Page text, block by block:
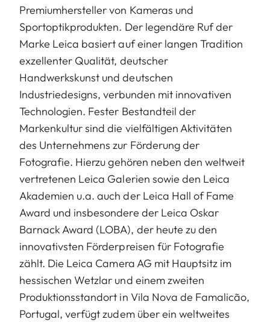
Premiumhersteller von Kameras und
Sportoptikprodukten. Der legendäre Ruf der
Marke Leica basiert auf einer langen Tradition
exzellenter Qualität, deutscher
Handwerkskunst und deutschen
Industriedesigns, verbunden mit innovativen
Technologien. Fester Bestandteil der
Markenkultur sind die vielfältigen Aktivitäten
des Unternehmens zur Förderung der
Fotografie. Hierzu gehören neben den weltweit
vertretenen Leica Galerien sowie den Leica
Akademien u.a. auch der Leica Hall of Fame
Award und insbesondere der Leica Oskar
Barnack Award (LOBA), der heute zu den
innovativsten Förderpreisen für Fotografie
zählt. Die Leica Camera AG mit Hauptsitz im
hessischen Wetzlar und einem zweiten
Produktionsstandort in Vila Nova de Famalicão,
Portugal, verfügt zudem über ein weltweites